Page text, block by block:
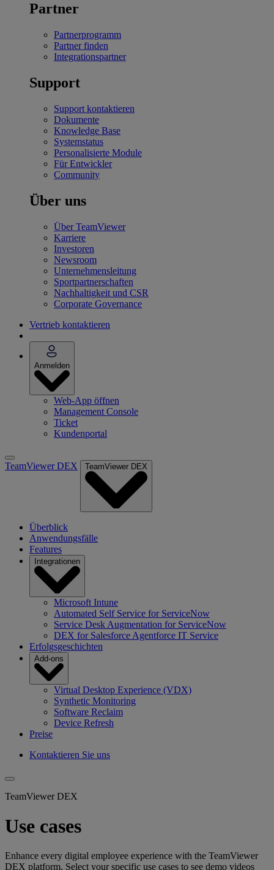
Partner
Partnerprogramm
Partner finden
Integrationspartner
Support
Support kontaktieren
Dokumente
Knowledge Base
Systemstatus
Personalisierte Module
Für Entwickler
Community
Über uns
Über TeamViewer
Karriere
Investoren
Newsroom
Unternehmensleitung
Sportpartnerschaften
Nachhaltigkeit und CSR
Corporate Governance
Vertrieb kontaktieren
Anmelden
Web-App öffnen
Management Console
Ticket
Kundenportal
TeamViewer DEX TeamViewer DEX
Überblick
Anwendungsfälle
Features
Integrationen
Microsoft Intune
Automated Self Service for ServiceNow
Service Desk Augmentation for ServiceNow
DEX for Salesforce Agentforce IT Service
Erfolgsgeschichten
Add-ons
Virtual Desktop Experience (VDX)
Synthetic Monitoring
Software Reclaim
Device Refresh
Preise
Kontaktieren Sie uns
TeamViewer DEX
Use cases
Enhance every digital employee experience with the TeamViewer
DEX platform. Select your specific use cases to see demo videos